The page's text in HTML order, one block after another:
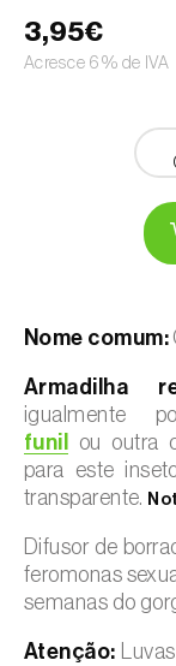
3,95€
Acresce 6% de IVA
Nome comum:
Armadilha
igualmente
funil
ou outra
para este
transparente.
Difusor de
feromonas
semanas do
Atenção: